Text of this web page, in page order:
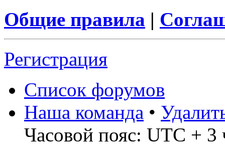
Общие правила |
Регистрация
Список форумов
Наша команда •
Часовой пояс: UTC + 3